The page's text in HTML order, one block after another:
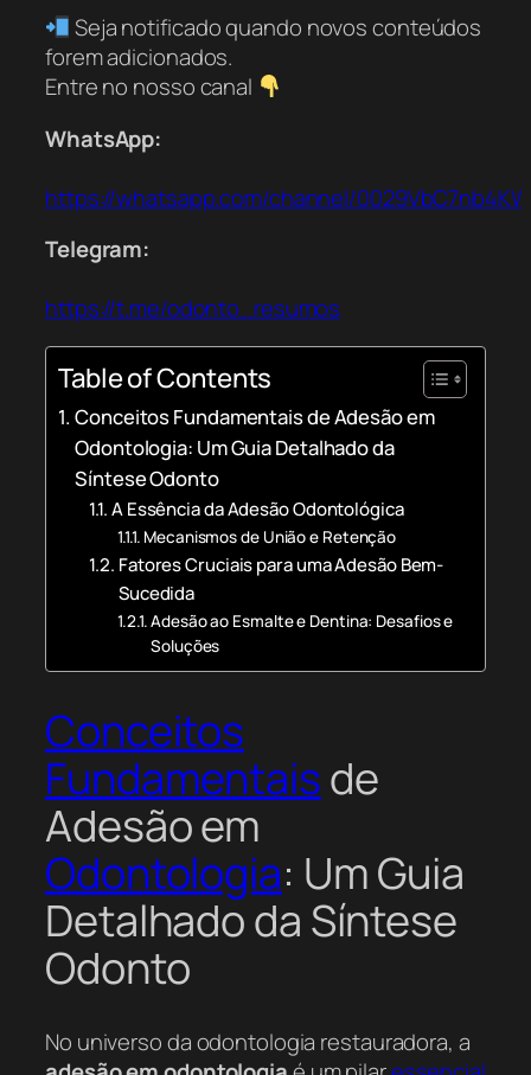
Seja notificado quando novos conteúdos
forem adicionados.
Entre no nosso canal
WhatsApp:
https://whatsapp.com/channel/
Telegram:
https://t.me/odonto_resumos
Table of Contents
Conceitos Fundamentais de Adesão em
Odontologia: Um Guia Detalhado da
Síntese Odonto
A Essência da Adesão Odontológica
Mecanismos de União e Retenção
Fatores Cruciais para uma Adesão Bem-
Sucedida
Adesão ao Esmalte e Dentina: Desafios e
Soluções
Conceitos
Fundamentaisde
Adesão em
Odontologia: Um Guia
Detalhado da Síntese
Odonto
No universo da odontologia restauradora, a